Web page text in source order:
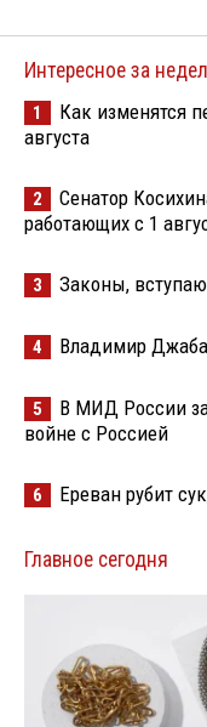
Интересное за
1
Как изменятся
августа
2
Сенатор
работающих с 1
3 Законы,
4 Владимир
5
В МИД России
войне с Россией
6 Ереван рубит
Главное сегодня